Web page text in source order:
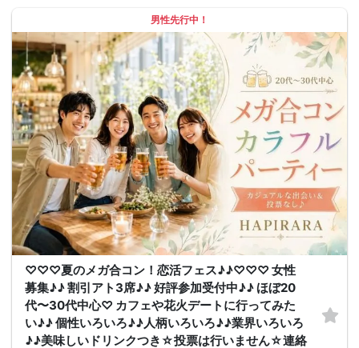
男性先行中！
♡♡♡夏のメガ合コン！恋活フェス♪♪♡♡♡ 女性
募集♪♪ 割引アト3席♪♪ 好評参加受付中♪♪ ほぼ20
代〜30代中心♡ カフェや花火デートに行ってみた
い♪♪ 個性いろいろ♪♪人柄いろいろ♪♪業界いろいろ
♪♪美味しいドリンクつき☆投票は行いません☆連絡